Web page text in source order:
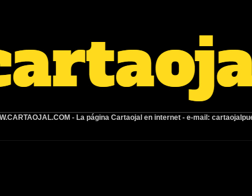
- La página Cartaojal en internet - e-mail: